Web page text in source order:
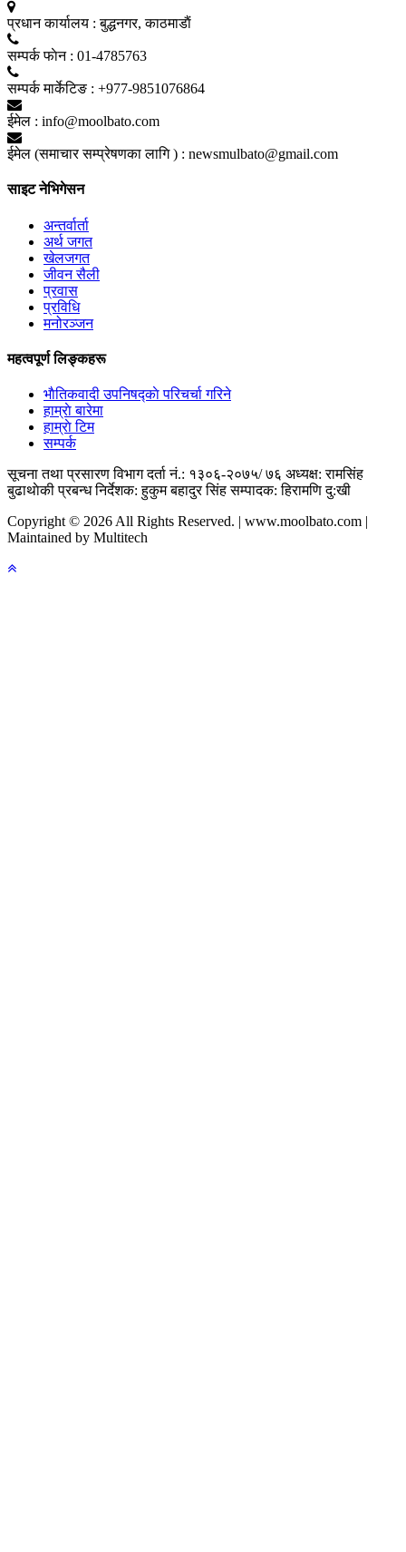
प्रधान कार्यालय : बुद्धनगर, काठमाडाैं
सम्पर्क फाेन : 01-4785763
सम्पर्क मार्केटिङ : +977-9851076864
ईमेल : info@moolbato.com
ईमेल (समाचार सम्प्रेषणका लागि ) : newsmulbato@gmail.com
साइट नेभिगेसन
अन्तर्वार्ता
अर्थ जगत
खेलजगत
जीवन सैली
प्रवास
प्रविधि
मनोरञ्जन
महत्वपूर्ण लिङ्कहरू
भाैतिकवादी उपनिषद्काे परिचर्चा गरिने
हाम्राे बारेमा
हाम्राे टिम
सम्पर्क
सूचना तथा प्रसारण विभाग दर्ता नं.: १३०६-२०७५/ ७६ अध्यक्ष: रामसिंह
बुढाथाेकी प्रबन्ध निर्देशक: हुकुम बहादुर सिंह सम्पादक: हिरामणि दु:खी
Copyright © 2026 All Rights Reserved. | www.moolbato.com |
Maintained by Multitech